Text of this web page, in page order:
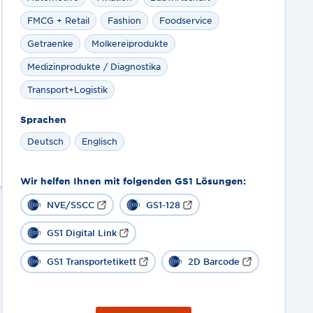
FMCG + Retail Fashion Foodservice
Getraenke Molkereiprodukte
Medizinprodukte / Diagnostika
Transport+Logistik
Sprachen
Deutsch
Englisch
Wir helfen Ihnen mit folgenden GS1 Lösungen:
NVE/SSCC GS1-128
GS1 Digital Link
GS1 Transportetikett 2D Barcode